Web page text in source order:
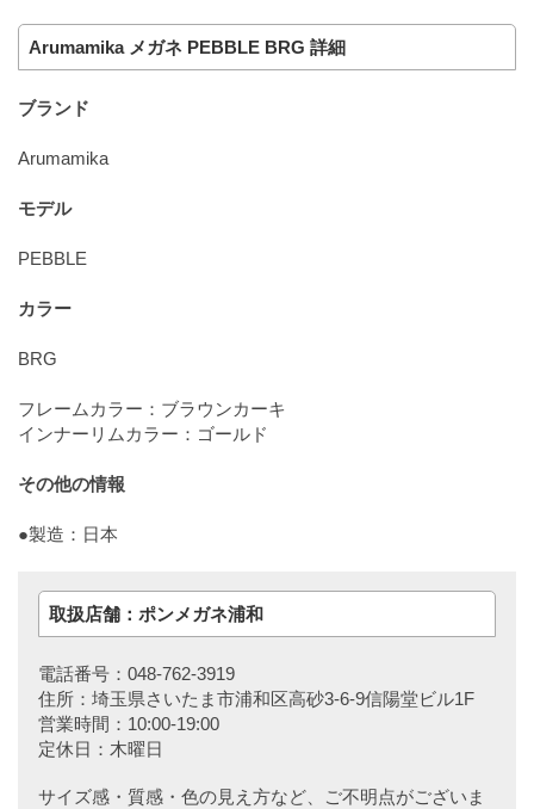
Arumamika メガネ PEBBLE BRG 詳細
ブランド
Arumamika
モデル
PEBBLE
カラー
BRG
フレームカラー：ブラウンカーキ
インナーリムカラー：ゴールド
その他の情報
●製造：日本
取扱店舗：ポンメガネ浦和
電話番号：048-762-3919
住所：埼玉県さいたま市浦和区高砂3-6-9信陽堂ビル1F
営業時間：10:00-19:00
定休日：木曜日
サイズ感・質感・色の見え方など、ご不明点がございま